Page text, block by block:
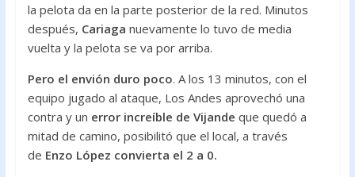
la pelota da en la parte posterior de la red. Minutos
después, Cariaga nuevamente lo tuvo de media
vuelta y la pelota se va por arriba.
Pero el envión duro poco. A los 13 minutos, con el
equipo jugado al ataque, Los Andes aprovechó una
contra y un error increíble de Vijande que quedó a
mitad de camino, posibilitó que el local, a través
de Enzo López convierta el 2 a 0.